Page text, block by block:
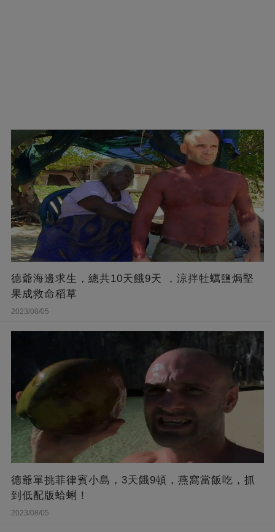
德爺海邊求生，總共10天餓9天 ，涼拌牡蠣鹽焗堅
果成救命稻草
2023/08/05
德爺單挑菲律賓小島，3天餓9頓，燕窩當飯吃，抓
到低配版蛤蜊！
2023/08/05